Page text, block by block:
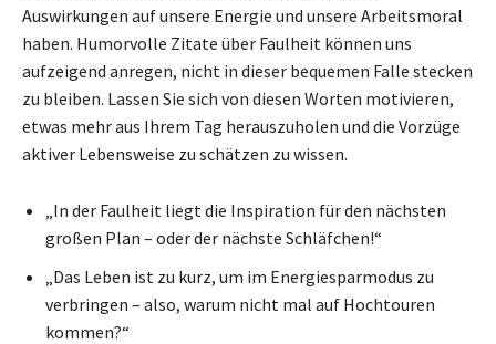
Auswirkungen auf unsere Energie und unsere Arbeitsmoral
haben. Humorvolle Zitate über Faulheit können uns
aufzeigend anregen, nicht in dieser bequemen Falle stecken
zu bleiben. Lassen Sie sich von diesen Worten motivieren,
etwas mehr aus Ihrem Tag herauszuholen und die Vorzüge
aktiver Lebensweise zu schätzen zu wissen.
„In der Faulheit liegt die Inspiration für den nächsten
großen Plan – oder der nächste Schläfchen!“
„Das Leben ist zu kurz, um im Energiesparmodus zu
verbringen – also, warum nicht mal auf Hochtouren
kommen?“